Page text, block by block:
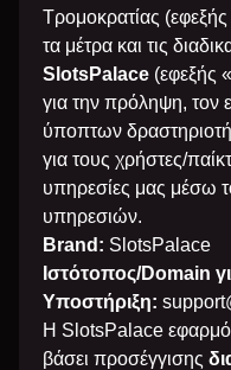
Τρομοκρατίας
τα μέτρα και τις
SlotsPalace (εφεξής
για την πρόληψη, τον
ύποπτων
για τους χρήστες/
υπηρεσίες μας μέσω
υπηρεσιών.
Brand: SlotsPalace
Ιστότοπος/Domain
Υποστήριξη:
Η SlotsPalace
βάσει προσέγγισης